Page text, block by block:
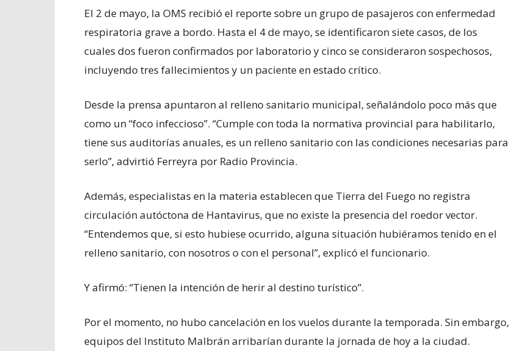
El 2 de mayo, la OMS recibió el reporte sobre un grupo de pasajeros con enfermedad
respiratoria grave a bordo. Hasta el 4 de mayo, se identificaron siete casos, de los
cuales dos fueron confirmados por laboratorio y cinco se consideraron sospechosos,
incluyendo tres fallecimientos y un paciente en estado crítico.
Desde la prensa apuntaron al relleno sanitario municipal, señalándolo poco más que
como un “foco infeccioso”. “Cumple con toda la normativa provincial para habilitarlo,
tiene sus auditorías anuales, es un relleno sanitario con las condiciones necesarias para
serlo”, advirtió Ferreyra por Radio Provincia.
Además, especialistas en la materia establecen que Tierra del Fuego no registra
circulación autóctona de Hantavirus, que no existe la presencia del roedor vector.
“Entendemos que, si esto hubiese ocurrido, alguna situación hubiéramos tenido en el
relleno sanitario, con nosotros o con el personal”, explicó el funcionario.
Y afirmó: “Tienen la intención de herir al destino turístico”.
Por el momento, no hubo cancelación en los vuelos durante la temporada. Sin embargo,
equipos del Instituto Malbrán arribarían durante la jornada de hoy a la ciudad.